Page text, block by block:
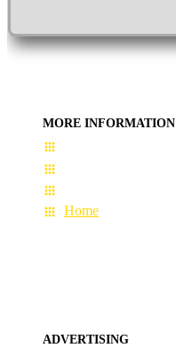
MORE INFORMATION
Home
ADVERTISING